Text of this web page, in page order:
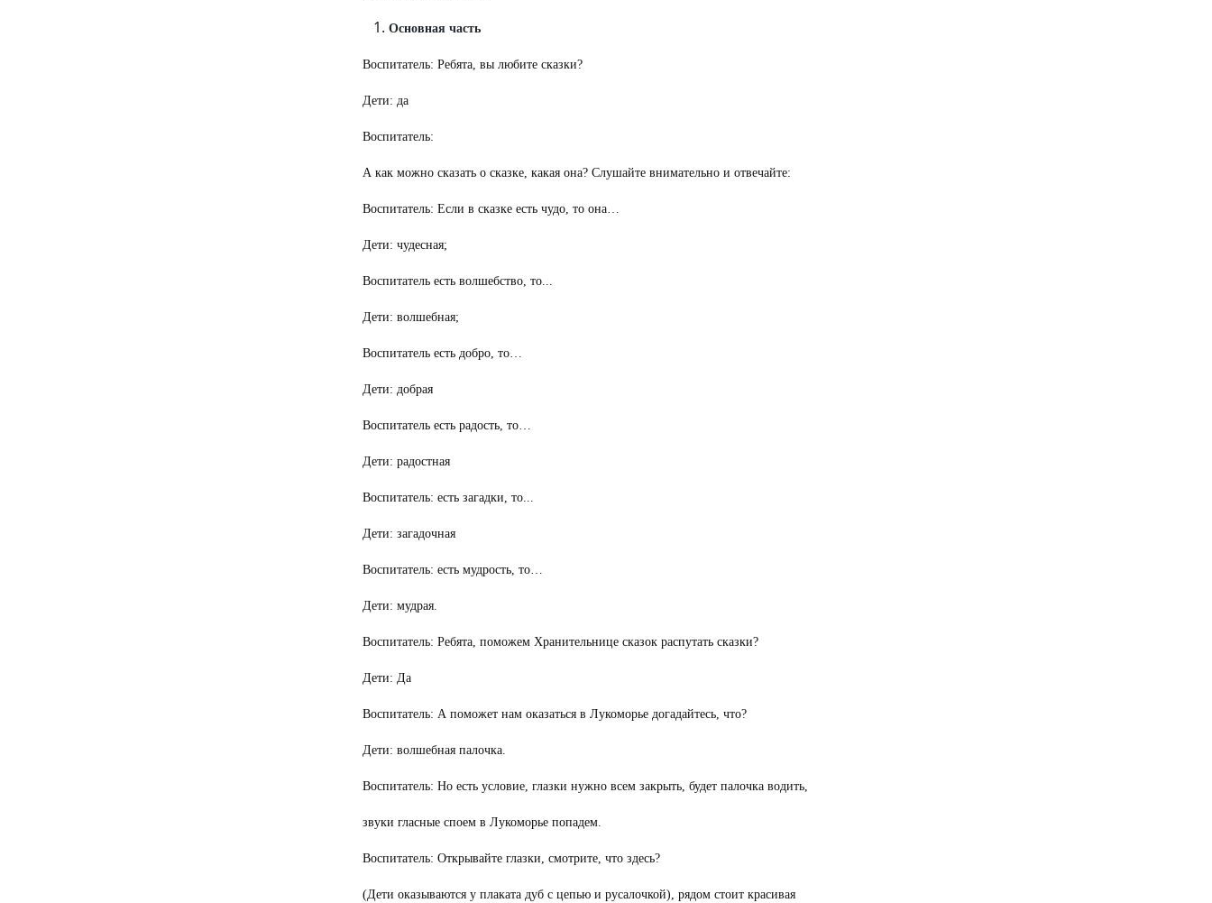
Основная часть
Воспитатель: Ребята, вы любите сказки?
Дети: да
Воспитатель:
А как можно сказать о сказке, какая она? Слушайте внимательно и отвечайте:
Воспитатель: Если в сказке есть чудо, то она…
Дети: чудесная;
Воспитатель есть волшебство, то...
Дети: волшебная;
Воспитатель есть добро, то…
Дети: добрая
Воспитатель есть радость, то…
Дети: радостная
Воспитатель: есть загадки, то...
Дети: загадочная
Воспитатель: есть мудрость, то…
Дети: мудрая.
Воспитатель: Ребята, поможем Хранительнице сказок распутать сказки?
Дети: Да
Воспитатель: А поможет нам оказаться в Лукоморье догадайтесь, что?
Дети: волшебная палочка.
Воспитатель: Но есть условие, глазки нужно всем закрыть, будет палочка водить,
звуки гласные споем в Лукоморье попадем.
Воспитатель: Открывайте глазки, смотрите, что здесь?
(Дети оказываются у плаката дуб с цепью и русалочкой), рядом стоит красивая